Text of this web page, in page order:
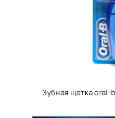
Зубная щетка oral-